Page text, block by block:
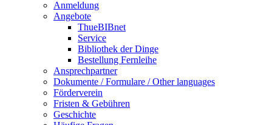
Anmeldung
Angebote
ThueBIBnet
Service
Bibliothek der Dinge
Bestellung Fernleihe
Ansprechpartner
Dokumente / Formulare / Other languages
Förderverein
Fristen & Gebühren
Geschichte